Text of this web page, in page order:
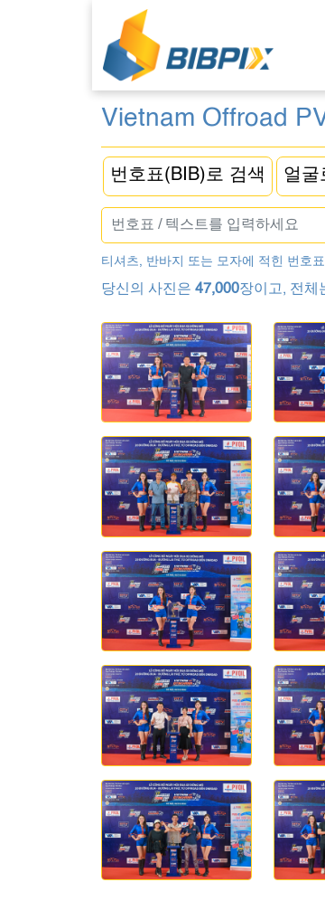
Vietnam Offroad
번호표(BIB)로 검색 얼굴
티셔츠, 반바지 또는 모자에 적힌 번호
당신의 사진은 47,000장이고, 전체